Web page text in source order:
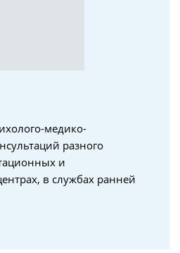
медико-
разного
и
в службах ранней